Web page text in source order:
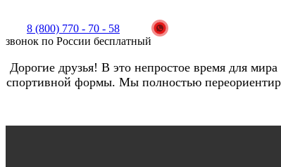
8 (800) 770 - 70 - 58
звонок по России бесплатный
Дорогие друзья! В это непростое время для
спортивной формы. Мы полностью